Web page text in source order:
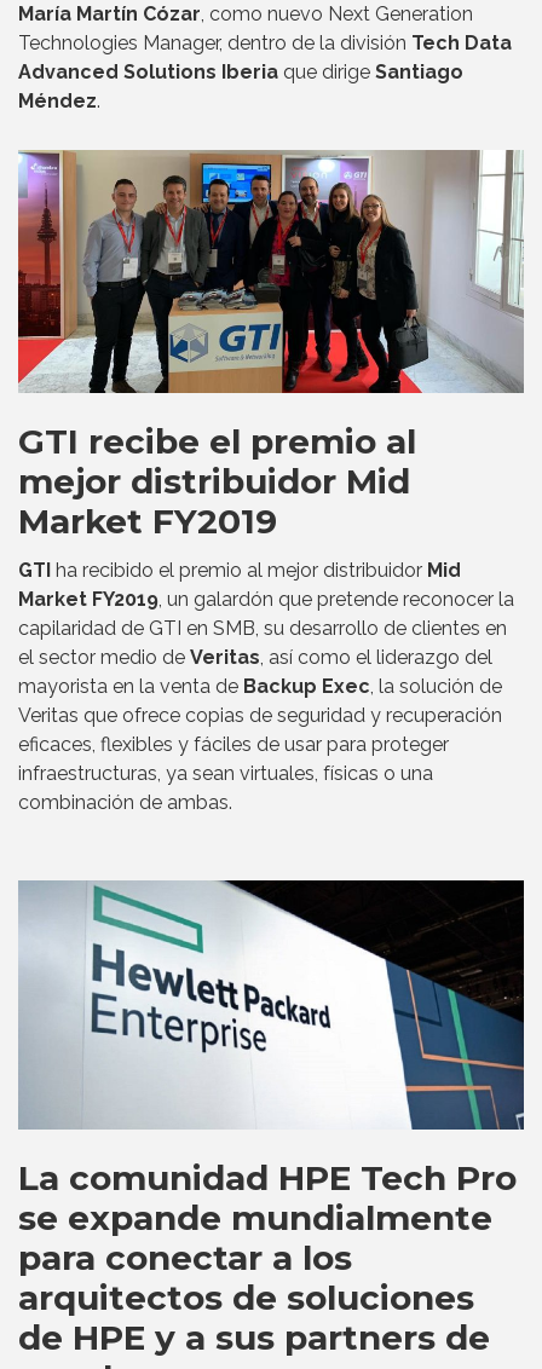
María Martín Cózar , como nuevo Next Generation
Technologies Manager, dentro de la división Tech Data
Advanced Solutions Iberia que dirige Santiago
Méndez.
GTI recibe el premio al
mejor distribuidor Mid
Market FY2019
GTI ha recibido el premio al mejor distribuidor Mid
Market FY2019 , un galardón que pretende reconocer la
capilaridad de GTI en SMB, su desarrollo de clientes en
el sector medio de Veritas , así como el liderazgo del
mayorista en la venta de Backup Exec , la solución de
Veritas que ofrece copias de seguridad y recuperación
eficaces, flexibles y fáciles de usar para proteger
infraestructuras, ya sean virtuales, físicas o una
combinación de ambas.
La comunidad HPE Tech Pro
se expande mundialmente
para conectar a los
arquitectos de soluciones
de HPE y a sus partners de